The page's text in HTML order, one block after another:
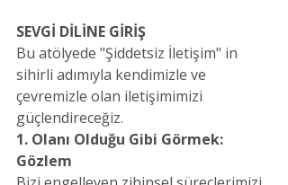
SEVGİ DİLİNE GİRİŞ
Bu atölyede "Şiddetsiz İletişim" in
sihirli adımıyla kendimizle ve
çevremizle olan iletişimimizi
güçlendireceğiz.
1. Olanı Olduğu Gibi Görmek:
Gözlem